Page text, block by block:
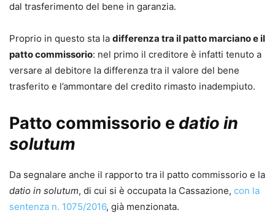
dal trasferimento del bene in garanzia.
Proprio in questo sta la differenza tra il patto marciano e il
patto commissorio: nel primo il creditore è infatti tenuto a
versare al debitore la differenza tra il valore del bene
trasferito e l’ammontare del credito rimasto inadempiuto.
Patto commissorio e datio in
solutum
Da segnalare anche il rapporto tra il patto commissorio e la
datio in solutum, di cui si è occupata la Cassazione, con la
sentenza n. 1075/2016, già menzionata.